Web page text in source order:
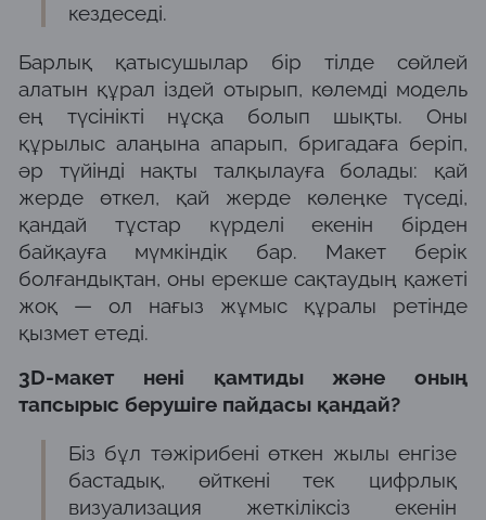
кездеседі.
Барлық қатысушылар бір тілде сөйлей
алатын құрал іздей отырып, көлемді модель
ең түсінікті нұсқа болып шықты. Оны
құрылыс алаңына апарып, бригадаға беріп,
әр түйінді нақты талқылауға болады: қай
жерде өткел, қай жерде көлеңке түседі,
қандай тұстар күрделі екенін бірден
байқауға мүмкіндік бар. Макет берік
болғандықтан, оны ерекше сақтаудың қажеті
жоқ — ол нағыз жұмыс құралы ретінде
қызмет етеді.
3D-макет нені қамтиды және оның
тапсырыс берушіге пайдасы қандай?
Біз бұл тәжірибені өткен жылы енгізе
бастадық, өйткені тек цифрлық
визуализация жеткіліксіз екенін